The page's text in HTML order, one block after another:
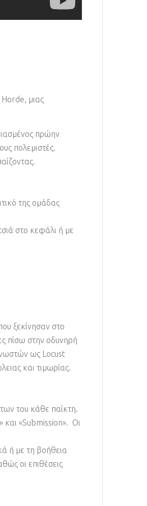
μιας
πρώην
πολεμιστές.
της ομάδας
στο κεφάλι ή με
ξεκίνησαν στο
πίσω στην οδυνηρή
ως Locust
και τιμωρίας.
του κάθε παίκτη.
και «Submission». Οι
ή με τη βοήθεια
οι επιθέσεις